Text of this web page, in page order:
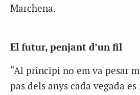
Marchena.
El futur, penjant d’un fil
“Al principi no em va pesar
pas dels anys cada vegada